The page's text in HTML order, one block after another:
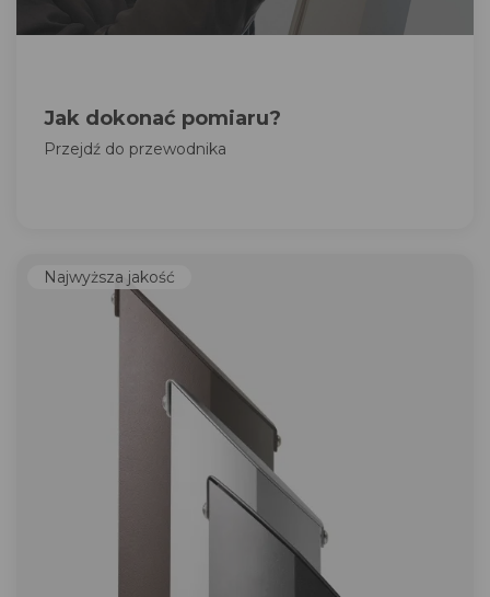
Jak dokonać pomiaru?
Przejdź do przewodnika
Najwyższa jakość